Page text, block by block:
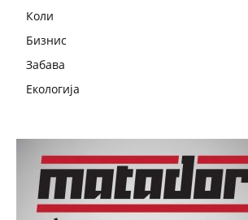
Коли
Бизнис
Забава
Екологија